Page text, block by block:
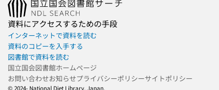
資料にアクセスするための手段
インターネットで資料を読む
資料のコピーを入手する
図書館で資料を読む
国立国会図書館ホームページ
お問い合わせお知らせプライバシーポリシーサイトポリシー
© 2024- National Diet Library, Japan.